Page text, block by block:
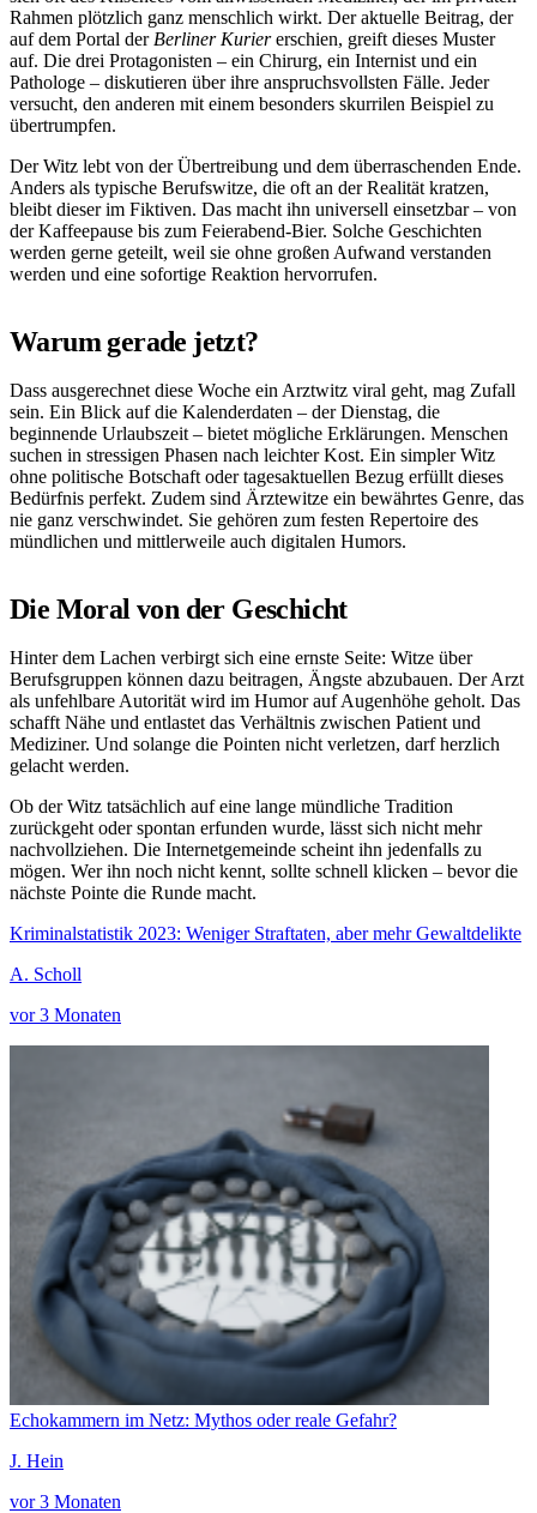
Rahmen plötzlich ganz menschlich wirkt. Der aktuelle Beitrag, der
auf dem Portal der Berliner Kuriererschien, greift dieses Muster
auf. Die drei Protagonisten – ein Chirurg, ein Internist und ein
Pathologe – diskutieren über ihre anspruchsvollsten Fälle. Jeder
versucht, den anderen mit einem besonders skurrilen Beispiel zu
übertrumpfen.
Der Witz lebt von der Übertreibung und dem überraschenden Ende.
Anders als typische Berufswitze, die oft an der Realität kratzen,
bleibt dieser im Fiktiven. Das macht ihn universell einsetzbar – von
der Kaffeepause bis zum Feierabend-Bier. Solche Geschichten
werden gerne geteilt, weil sie ohne großen Aufwand verstanden
werden und eine sofortige Reaktion hervorrufen.
Warum gerade jetzt?
Dass ausgerechnet diese Woche ein Arztwitz viral geht, mag Zufall
sein. Ein Blick auf die Kalenderdaten – der Dienstag, die
beginnende Urlaubszeit – bietet mögliche Erklärungen. Menschen
suchen in stressigen Phasen nach leichter Kost. Ein simpler Witz
ohne politische Botschaft oder tagesaktuellen Bezug erfüllt dieses
Bedürfnis perfekt. Zudem sind Ärztewitze ein bewährtes Genre, das
nie ganz verschwindet. Sie gehören zum festen Repertoire des
mündlichen und mittlerweile auch digitalen Humors.
Die Moral von der Geschicht
Hinter dem Lachen verbirgt sich eine ernste Seite: Witze über
Berufsgruppen können dazu beitragen, Ängste abzubauen. Der Arzt
als unfehlbare Autorität wird im Humor auf Augenhöhe geholt. Das
schafft Nähe und entlastet das Verhältnis zwischen Patient und
Mediziner. Und solange die Pointen nicht verletzen, darf herzlich
gelacht werden.
Ob der Witz tatsächlich auf eine lange mündliche Tradition
zurückgeht oder spontan erfunden wurde, lässt sich nicht mehr
nachvollziehen. Die Internetgemeinde scheint ihn jedenfalls zu
mögen. Wer ihn noch nicht kennt, sollte schnell klicken – bevor die
nächste Pointe die Runde macht.
Kriminalstatistik 2023: Weniger Straftaten, aber mehr Gewaltdelikte
A. Scholl
vor 3 Monaten
Echokammern im Netz: Mythos oder reale Gefahr?
J. Hein
vor 3 Monaten